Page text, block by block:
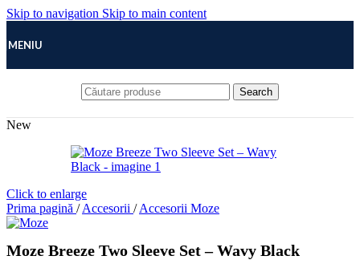
Skip to navigation Skip to main content
MENIU
Search
New
Click to enlarge
Prima pagină / Accesorii / Accesorii Moze
Moze Breeze Two Sleeve Set – Wavy Black